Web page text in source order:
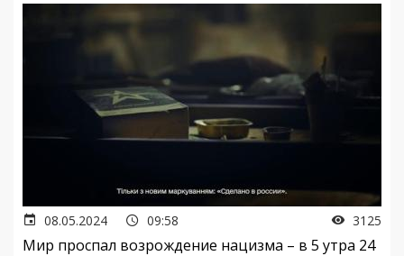
08.05.2024 09:58 3125
Мир проспал возрождение нацизма – в 5 утра 24